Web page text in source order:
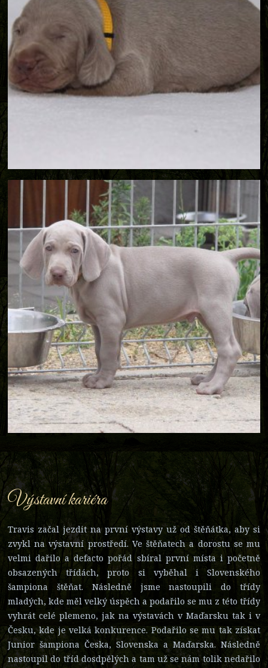
Výstavní kariéra
Travis začal jezdit na první výstavy už od štěňátka, aby si
zvykl na výstavní prostředí. Ve štěňatech a dorostu se mu
velmi dařilo a defacto pořád sbíral první místa i početně
obsazených třídách, proto si vyběhal i Slovenského
šampiona štěňat. Následně jsme nastoupili do třídy
mladých, kde měl velký úspěch a podařilo se mu z této třídy
vyhrát celé plemeno, jak na výstavách v Maďarsku tak i v
Česku, kde je velká konkurence. Podařilo se mu tak získat
Junior šampiona Česka, Slovenska a Maďarska. Následně
nastoupil do tříd dosdpělých a tam už se nám tolik nedařilo